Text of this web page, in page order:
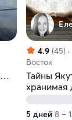
4.9 (45)
Восток
Тайны
хранимая
5 дней 8 –